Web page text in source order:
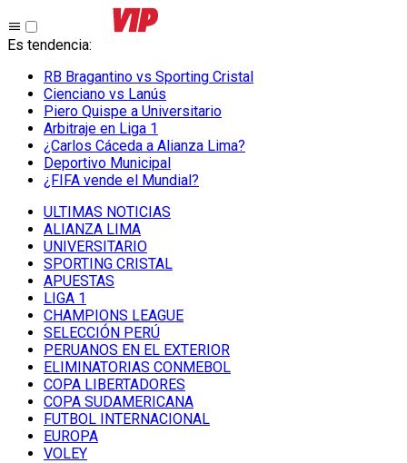
Es tendencia:
RB Bragantino vs Sporting Cristal
Cienciano vs Lanús
Piero Quispe a Universitario
Arbitraje en Liga 1
¿Carlos Cáceda a Alianza Lima?
Deportivo Municipal
¿FIFA vende el Mundial?
ULTIMAS NOTICIAS
ALIANZA LIMA
UNIVERSITARIO
SPORTING CRISTAL
APUESTAS
LIGA 1
CHAMPIONS LEAGUE
SELECCIÓN PERÚ
PERUANOS EN EL EXTERIOR
ELIMINATORIAS CONMEBOL
COPA LIBERTADORES
COPA SUDAMERICANA
FUTBOL INTERNACIONAL
EUROPA
VOLEY